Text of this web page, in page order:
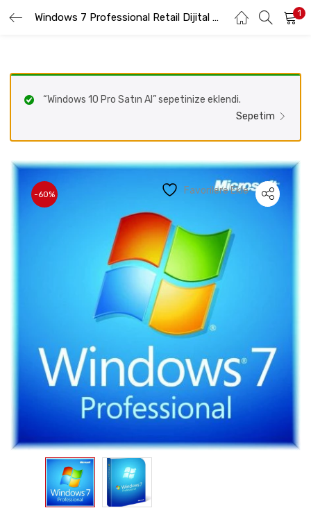
Windows 7 Professional Retail Dijital Lisans Anahtarı 1
GIRIŞ YAP KAYIT OL
Beni hatırla
Şifremi Unuttum
“Windows 10 Pro Satın Al” sepetinize eklendi.
Sepetim
-60% Favorilere Ekle